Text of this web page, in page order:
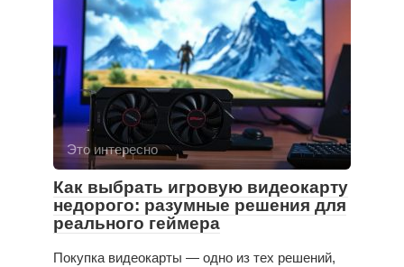
Это интересно
Как выбрать игровую видеокарту
недорого: разумные решения для
реального геймера
Покупка видеокарты — одно из тех решений,